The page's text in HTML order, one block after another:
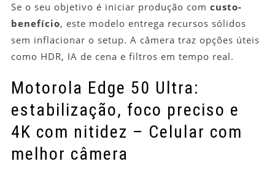
Se o seu objetivo é iniciar produção com custo-
benefício, este modelo entrega recursos sólidos
sem inflacionar o setup. A câmera traz opções úteis
como HDR, IA de cena e filtros em tempo real.
Motorola Edge 50 Ultra:
estabilização, foco preciso e
4K com nitidez – Celular com
melhor câmera